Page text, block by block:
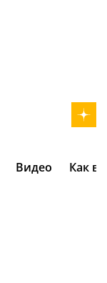
Видео Как